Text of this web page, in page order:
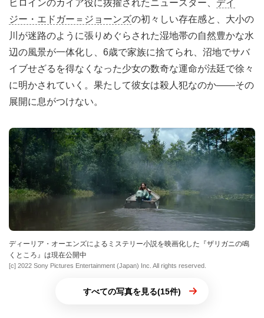
ヒロインのカイア役に抜擢されたニュースター、 デイ
ジー・エドガー＝ジョーンズの初々しい存在感と、大小の
川が迷路のように張りめぐらされた湿地帯の自然豊かな水
辺の風景が一体化し、6歳で家族に捨てられ、沼地でサバ
イブせざるを得なくなった少女の数奇な運命が法廷で徐々
に明かされていく。果たして彼女は殺人犯なのか――その
展開に息がつけない。
ディーリア・オーエンズによるミステリー小説を映画化した『ザリガニの鳴
くところ』は現在公開中
[c] 2022 Sony Pictures Entertainment (Japan) Inc. All rights reserved.
すべての写真を見る(15件)